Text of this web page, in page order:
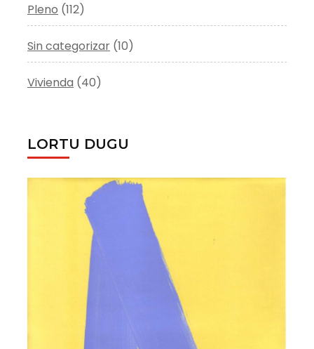
Pleno (112)
Sin categorizar (10)
Vivienda (40)
LORTU DUGU